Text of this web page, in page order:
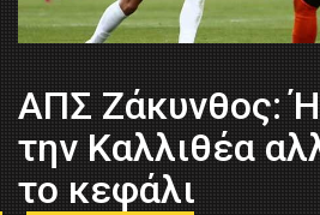
ΑΠΣ Ζάκυνθος:
την Καλλιθέα
το κεφάλι